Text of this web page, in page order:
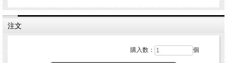
注文
購入数： 個